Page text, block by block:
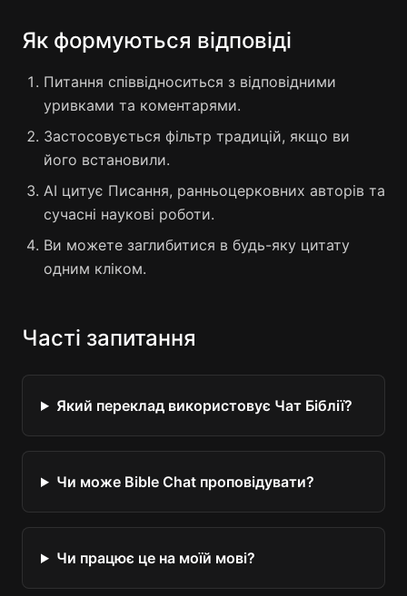
Як формуються відповіді
Питання співвідноситься з відповідними
уривками та коментарями.
Застосовується фільтр традицій, якщо ви
його встановили.
AI цитує Писання, ранньоцерковних авторів та
сучасні наукові роботи.
Ви можете заглибитися в будь-яку цитату
одним кліком.
Часті запитання
Який переклад використовує Чат Біблії?
Чи може Bible Chat проповідувати?
Чи працює це на моїй мові?